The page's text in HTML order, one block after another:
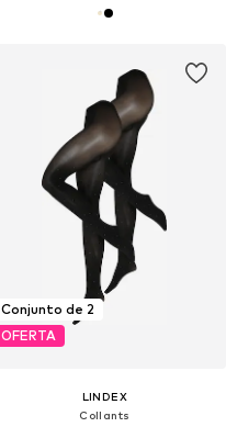
Conjunto de 2
OFERTA
LINDEX
Collants